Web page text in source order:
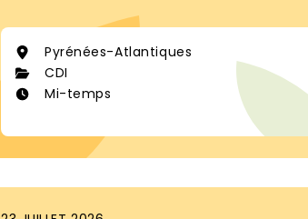
Pyrénées-Atlantiques
CDI
Mi-temps